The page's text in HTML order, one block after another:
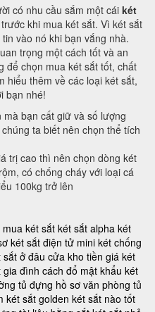
có nhu cầu sắm một cái két
khi mua két sắt. Vì két sắt
vào nó khi bạn vắng nhà.
trọng một cách tốt và an
để chọn mua két sắt tốt, chất
hiểu thêm về các loại két sắt,
bạn nhé!
bạn cất giữ và số lượng
ta biết nên chọn thể tích
trị cao thì nên chọn dòng két
có chống cháy với loại cá
100kg trở lên
mua két sắt két sắt alpha két
két sắt điện tử mini két chống
sắt ở đâu cửa kho tiền giá két
gia đình cách đổ mật khẩu két
tủ đựng hồ sơ văn phòng tủ
két sắt golden két sắt nào tốt